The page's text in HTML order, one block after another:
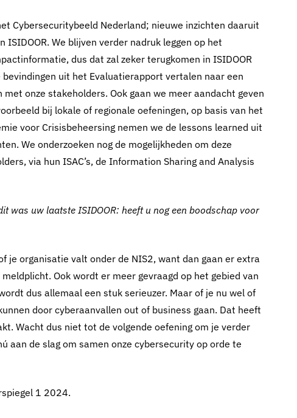
Cybersecuritybeeld Nederland; nieuwe inzichten daaruit
We blijven verder nadruk leggen op het
dus dat zal zeker terugkomen in ISIDOOR
uit het Evaluatierapport vertalen naar een
onze stakeholders. Ook gaan we meer aandacht geven
bij lokale of regionale oefeningen, op basis van het
voor Crisisbeheersing nemen we de lessons learned uit
We onderzoeken nog de mogelijkheden om deze
via hun ISAC’s, de Information Sharing and Analysis
was uw laatste ISIDOOR: heeft u nog een boodschap voor
je organisatie valt onder de NIS2, want dan gaan er extra
Ook wordt er meer gevraagd op het gebied van
dus allemaal een stuk serieuzer. Maar of je nu wel of
door cyberaanvallen out of business gaan. Dat heeft
Wacht dus niet tot de volgende oefening om je verder
aan de slag om samen onze cybersecurity op orde te
1 2024.